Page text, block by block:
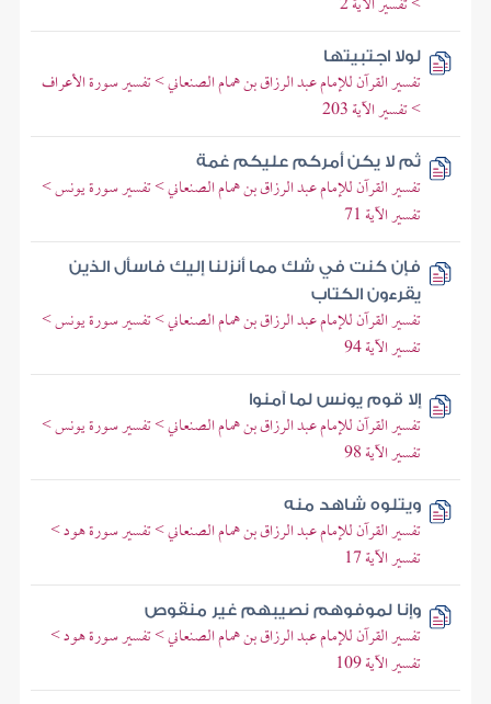
لولا اجتبيتها
تفسير القرآن للإمام عبد الرزاق بن همام الصنعاني > تفسير سورة الأعراف
> تفسير الآية 203
ثم لا يكن أمركم عليكم غمة
تفسير القرآن للإمام عبد الرزاق بن همام الصنعاني > تفسير سورة يونس >
تفسير الآية 71
فإن كنت في شك مما أنزلنا إليك فاسأل الذين
يقرءون الكتاب
تفسير القرآن للإمام عبد الرزاق بن همام الصنعاني > تفسير سورة يونس >
تفسير الآية 94
إلا قوم يونس لما آمنوا
تفسير القرآن للإمام عبد الرزاق بن همام الصنعاني > تفسير سورة يونس >
تفسير الآية 98
ويتلوه شاهد منه
تفسير القرآن للإمام عبد الرزاق بن همام الصنعاني > تفسير سورة هود >
تفسير الآية 17
وإنا لموفوهم نصيبهم غير منقوص
تفسير القرآن للإمام عبد الرزاق بن همام الصنعاني > تفسير سورة هود >
تفسير الآية 109